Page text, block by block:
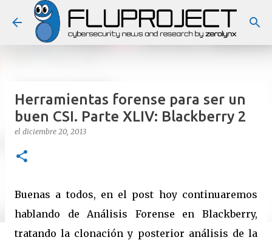
Ir al contenido principal
Herramientas forense para ser un
buen CSI. Parte XLIV: Blackberry 2
el diciembre 20, 2013
Buenas a todos, en el post hoy continuaremos
hablando de Análisis Forense en Blackberry,
tratando la clonación y posterior análisis de la